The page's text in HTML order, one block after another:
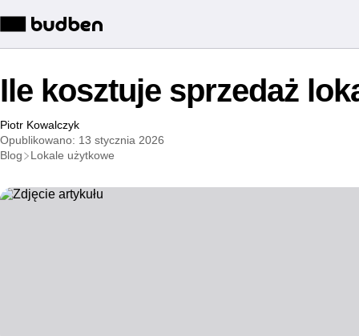
Ile kosztuje sprzedaż
Piotr Kowalczyk
Opublikowano: 13 stycznia 2026
Blog
Lokale użytkowe